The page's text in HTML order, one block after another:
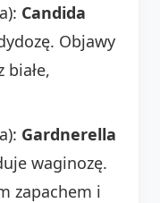
Candida
Objawy
Gardnerella
waginozę.
zapachem i